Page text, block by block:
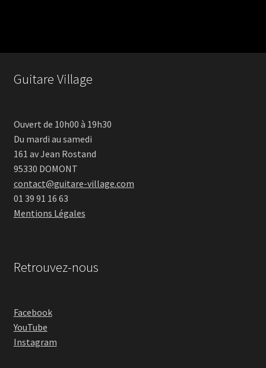
Guitare Village
Ouvert de 10h00 à 19h30
Du mardi au samedi
161 av Jean Rostand
95330 DOMONT
contact@guitare-village.com
01 39 91 16 63
Mentions Légales
Retrouvez-nous
Facebook
YouTube
Instagram